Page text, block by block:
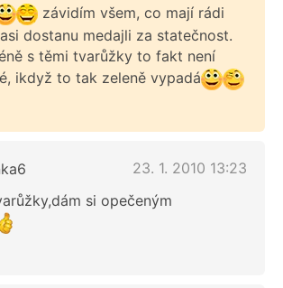
závidím všem, co mají rádi
dostanu medajli za statečnost.
s těmi tvarůžky to fakt není
ikdyž to tak zeleně vypadá
23. 1. 2010 13:23
si opečeným